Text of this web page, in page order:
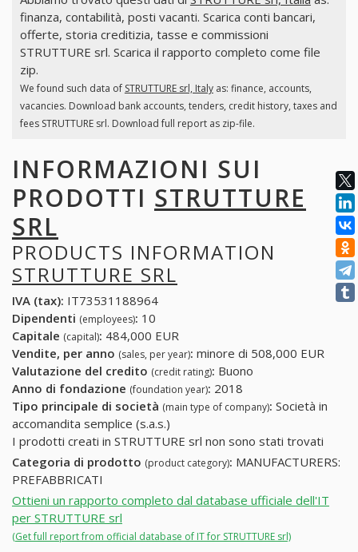
finanza, contabilità, posti vacanti. Scarica conti bancari,
offerte, storia creditizia, tasse e commissioni
STRUTTURE srl. Scarica il rapporto completo come file
zip.
We found such data of STRUTTURE srl, Italyas: finance, accounts,
vacancies. Download bank accounts, tenders, credit history, taxes and
fees STRUTTURE srl. Download full report as zip-file.
INFORMAZIONI SUI
PRODOTTI STRUTTURE
SRL
PRODUCTS INFORMATION
STRUTTURE SRL
IVA (tax): IT73531188964
Dipendenti (employees): 10
Capitale (capital): 484,000 EUR
Vendite, per anno (sales, per year): minore di 508,000 EUR
Valutazione del credito (credit rating): Buono
Anno di fondazione (foundation year): 2018
Tipo principale di società (main type of company): Società in
accomandita semplice (s.a.s.)
I prodotti creati in STRUTTURE srl non sono stati trovati
Categoria di prodotto (product category): MANUFACTURERS:
PREFABBRICATI
Ottieni un rapporto completo dal database ufficiale dell'IT
per STRUTTURE srl
(Get full report from official database of IT for STRUTTURE srl)